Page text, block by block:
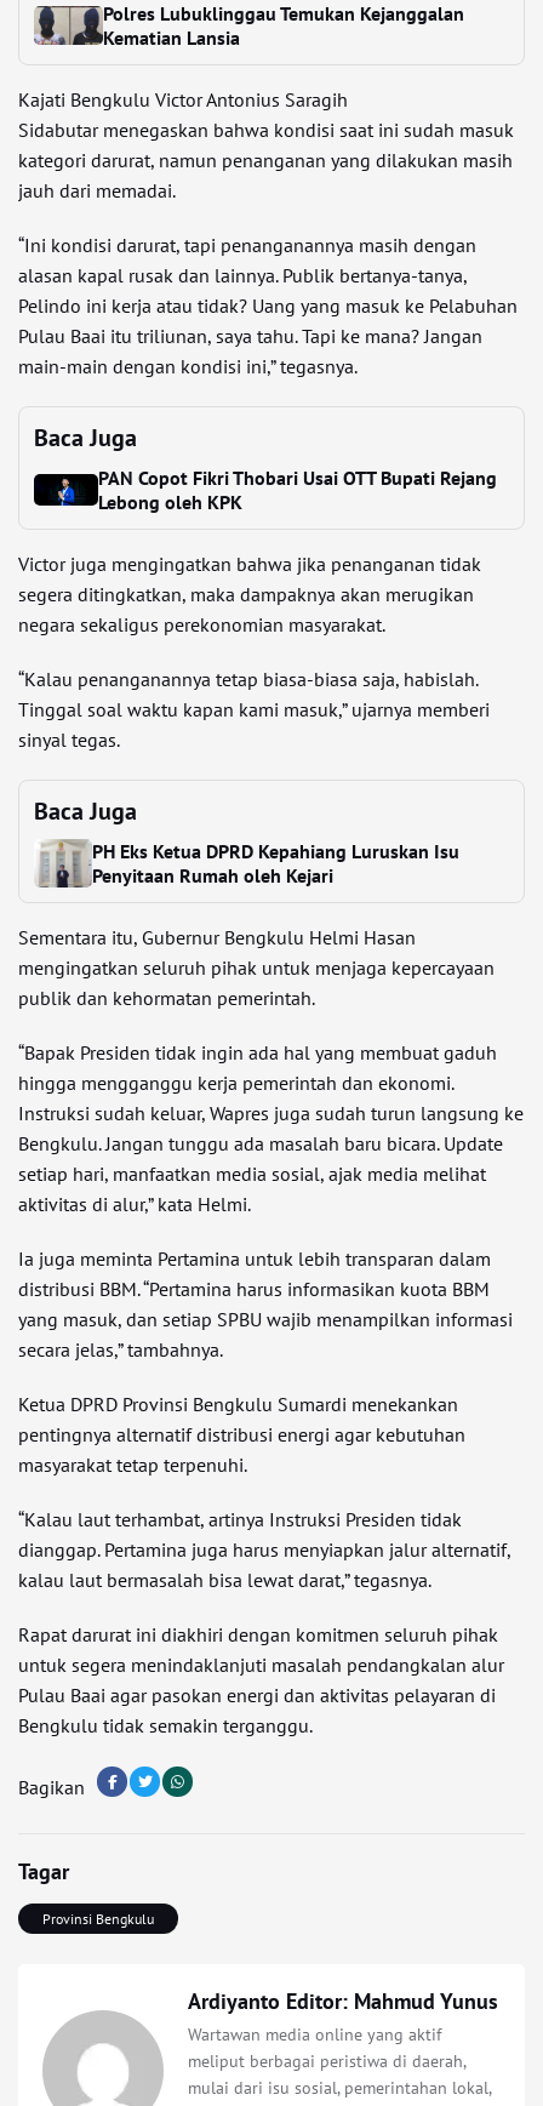
Polres Lubuklinggau Temukan Kejanggalan
Kematian Lansia
Kajati Bengkulu Victor Antonius Saragih
Sidabutarmenegaskan bahwa kondisi saat ini sudah masuk
kategori darurat, namun penanganan yang dilakukan masih
jauh dari memadai.
“Ini kondisi darurat, tapi penanganannya masih dengan
alasan kapal rusak dan lainnya. Publik bertanya-tanya,
Pelindo ini kerja atau tidak? Uang yang masuk ke Pelabuhan
Pulau Baai itu triliunan, saya tahu. Tapi ke mana? Jangan
main-main dengan kondisi ini,” tegasnya.
Baca Juga
PAN Copot Fikri Thobari Usai OTT Bupati Rejang
Lebong oleh KPK
Victor juga mengingatkan bahwa jika penanganan tidak
segera ditingkatkan, maka dampaknya akan merugikan
negara sekaligus perekonomian masyarakat.
“Kalau penanganannya tetap biasa-biasa saja, habislah.
Tinggal soal waktu kapan kami masuk,” ujarnya memberi
sinyal tegas.
Baca Juga
PH Eks Ketua DPRD Kepahiang Luruskan Isu
Penyitaan Rumah oleh Kejari
Sementara itu, Gubernur Bengkulu Helmi Hasan
mengingatkan seluruh pihak untuk menjaga kepercayaan
publik dan kehormatan pemerintah.
“Bapak Presiden tidak ingin ada hal yang membuat gaduh
hingga mengganggu kerja pemerintah dan ekonomi.
Instruksi sudah keluar, Wapres juga sudah turun langsung ke
Bengkulu. Jangan tunggu ada masalah baru bicara. Update
setiap hari, manfaatkan media sosial, ajak media melihat
aktivitas di alur,” kata Helmi.
Ia juga meminta Pertamina untuk lebih transparan dalam
distribusi BBM. “Pertamina harus informasikan kuota BBM
yang masuk, dan setiap SPBU wajib menampilkan informasi
secara jelas,” tambahnya.
Ketua DPRD Provinsi Bengkulu Sumardi menekankan
pentingnya alternatif distribusi energi agar kebutuhan
masyarakat tetap terpenuhi.
“Kalau laut terhambat, artinya Instruksi Presiden tidak
dianggap. Pertamina juga harus menyiapkan jalur alternatif,
kalau laut bermasalah bisa lewat darat,” tegasnya.
Rapat darurat ini diakhiri dengan komitmen seluruh pihak
untuk segera menindaklanjuti masalah pendangkalan alur
Pulau Baai agar pasokan energi dan aktivitas pelayaran di
Bengkulu tidak semakin terganggu.
Bagikan
Tagar
Provinsi Bengkulu
Ardiyanto Editor: Mahmud Yunus
Wartawan media online yang aktif
meliput berbagai peristiwa di daerah,
mulai dari isu sosial, pemerintahan lokal,